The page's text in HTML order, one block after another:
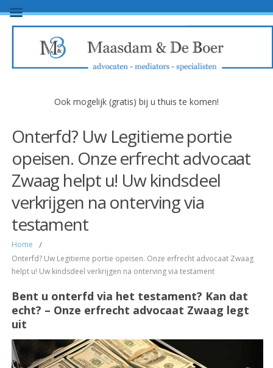
Ook mogelijk (gratis) bij u thuis te komen!
Onterfd? Uw Legitieme portie
opeisen. Onze erfrecht advocaat
Zwaag helpt u! Uw kindsdeel
verkrijgen na onterving via
testament
Home /
Onterfd? Uw Legitieme portie opeisen. Onze erfrecht advocaat Zwaag
helpt u! Uw kindsdeel verkrijgen na onterving via testament
Bent u onterfd via het testament? Kan dat
echt? – Onze erfrecht advocaat Zwaag legt
uit